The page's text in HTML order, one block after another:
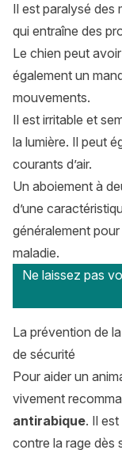
Il est paralysé des
qui entraîne des
Le chien peut
également un
mouvements.
Il est irritable et
la lumière. Il peut
courants d’air.
Un aboiement à
d’une
généralement
maladie.
Ne laissez pas
La prévention de
de sécurité
Pour aider un
vivement
antirabique. Il
contre la rage dès